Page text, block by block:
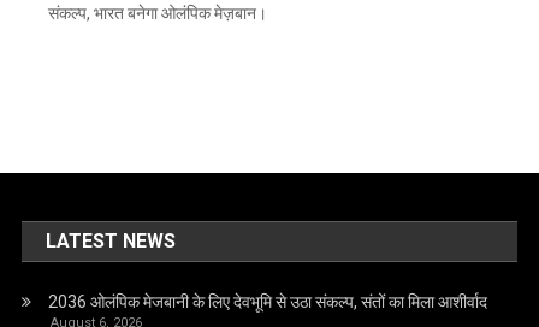
संकल्प, भारत बनेगा ओलंपिक मेज़बान।
LATEST NEWS
2036 ओलंपिक मेजबानी के लिए देवभूमि से उठा संकल्प, संतों का मिला आशीर्वाद
August 6, 2026